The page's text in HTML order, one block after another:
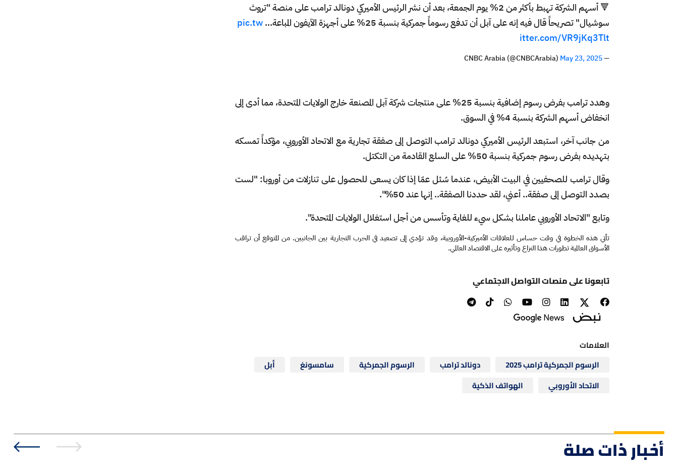
🔻 أسهم الشركة تهبط بأكثر من 2% يوم الجمعة، بعد أن نشر الرئيس الأميركي دونالد ترامب على منصة "تروث
سوشيال" تصريحاً قال فيه إنه على آبل أن تدفع رسوماً جمركية بنسبة 25% على أجهزة الآيفون المباعة…
pic.tw
itter.com/VR9jKq3Tlt
— CNBC Arabia (@CNBCArabia)
May 23, 2025
وهدد ترامب بفرض رسوم إضافية بنسبة 25% على منتجات شركة آبل المصنعة خارج الولايات المتحدة، مما أدى إلى
انخفاض أسهم الشركة بنسبة 4% في السوق.
من جانب آخر، استبعد الرئيس الأميركي دونالد ترامب التوصل إلى صفقة تجارية مع الاتحاد الأوروبي، مؤكداً تمسكه
بتهديده بفرض رسوم جمركية بنسبة 50% على السلع القادمة من التكتل.
وقال ترامب للصحفيين في البيت الأبيض، عندما سُئل عمّا إذا كان يسعى للحصول على تنازلات من أوروبا: "لست
بصدد التوصل إلى صفقة.. أعني، لقد حددنا الصفقة.. إنها عند 50%".
وتابع "⁠الاتحاد الأوروبي عاملنا بشكل سيء للغاية وتأسس من أجل استغلال الولايات المتحدة".
تأتي هذه الخطوة في وقت حساس للعلاقات الأميركية-الأوروبية، وقد تؤدي إلى تصعيد في الحرب التجارية بين الجانبين. من المتوقع أن تراقب
الأسواق العالمية تطورات هذا النزاع وتأثيره على الاقتصاد العالمي.
تابعونا على منصات التواصل الاجتماعي
العلامات
الرسوم الجمركية ترامب 2025
دونالد ترامب الرسوم الجمركية سامسونغ
أبل
الاتحاد الأوروبي
الهواتف الذكية
أخبار ذات صلة